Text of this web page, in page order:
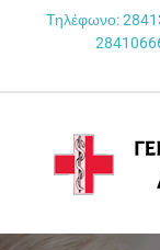
Τηλέφωνο: